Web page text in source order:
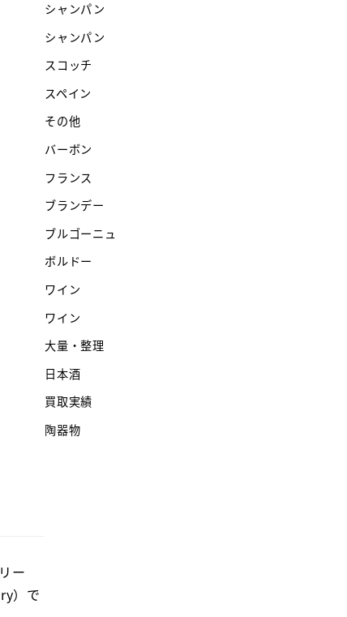
ー
）で
シャンパン
シャンパン
スコッチ
スペイン
その他
バーボン
フランス
ブランデー
ブルゴーニュ
ボルドー
ワイン
ワイン
大量・整理
日本酒
買取実績
陶器物